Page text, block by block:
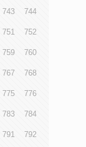
743 744
751 752
759 760
767 768
775 776
783 784
791 792